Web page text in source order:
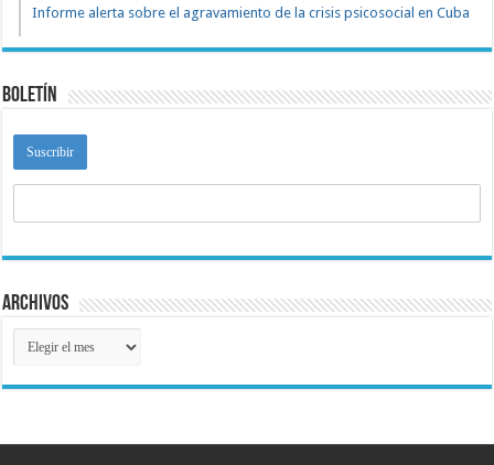
Informe alerta sobre el agravamiento de la crisis psicosocial en Cuba
Boletín
Archivos
Archivos